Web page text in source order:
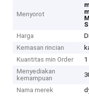
Menyorot
Harga
Kemasan rincian
Kuantitas min Order
1
Menyediakan
kemampuan
Nama merek